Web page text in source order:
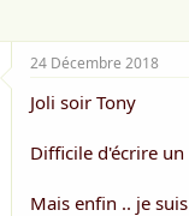
24 Décembre 2018
Joli soir Tony
Difficile d'écrire un
Mais enfin .. je